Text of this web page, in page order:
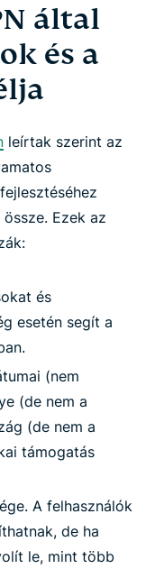
által
és a
leírtak szerint az
Ezek az
és
esetén segít a
(nem
(de nem a
(de nem a
támogatás
A felhasználók
de ha
le, mint több